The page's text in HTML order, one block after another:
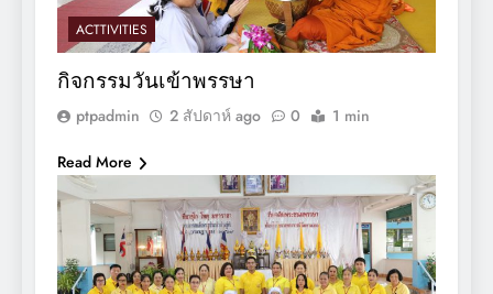
ACTTIVITIES
กิจกรรมวันเข้าพรรษา
ptpadmin 2 สัปดาห์ ago 0 1 min
Read More